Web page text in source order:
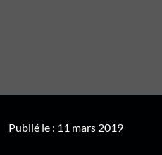
Publié le : 11 mars 2019